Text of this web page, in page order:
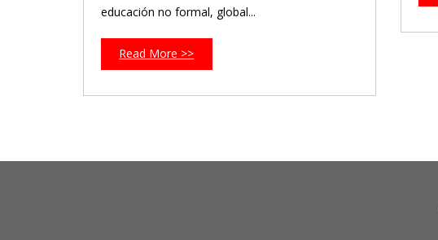
educación no formal, global...
Read More >>